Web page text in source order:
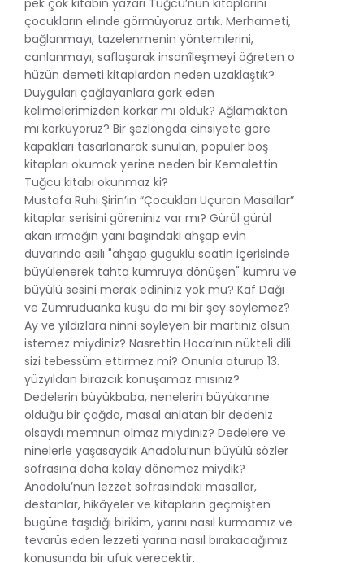
çocukların elinde görmüyoruz artık. Merhameti,
bağlanmayı, tazelenmenin yöntemlerini,
canlanmayı, saflaşarak insanîleşmeyi öğreten o
hüzün demeti kitaplardan neden uzaklaştık?
Duyguları çağlayanlara gark eden
kelimelerimizden korkar mı olduk? Ağlamaktan
mı korkuyoruz? Bir şezlongda cinsiyete göre
kapakları tasarlanarak sunulan, popüler boş
kitapları okumak yerine neden bir Kemalettin
Tuğcu kitabı okunmaz ki?
Mustafa Ruhi Şirin’in “Çocukları Uçuran Masallar”
kitaplar serisini göreniniz var mı? Gürül gürül
akan ırmağın yanı başındaki ahşap evin
duvarında asılı "ahşap guguklu saatin içerisinde
büyülenerek tahta kumruya dönüşen" kumru ve
büyülü sesini merak edininiz yok mu? Kaf Dağı
ve Zümrüdüanka kuşu da mı bir şey söylemez?
Ay ve yıldızlara ninni söyleyen bir martınız olsun
istemez miydiniz? Nasrettin Hoca’nın nükteli dili
sizi tebessüm ettirmez mi? Onunla oturup 13.
yüzyıldan birazcık konuşamaz mısınız?
Dedelerin büyükbaba, nenelerin büyükanne
olduğu bir çağda, masal anlatan bir dedeniz
olsaydı memnun olmaz mıydınız? Dedelere ve
ninelerle yaşasaydık Anadolu’nun büyülü sözler
sofrasına daha kolay dönemez miydik?
Anadolu’nun lezzet sofrasındaki masallar,
destanlar, hikâyeler ve kitapların geçmişten
bugüne taşıdığı birikim, yarını nasıl kurmamız ve
tevarüs eden lezzeti yarına nasıl bırakacağımız
konusunda bir ufuk verecektir.